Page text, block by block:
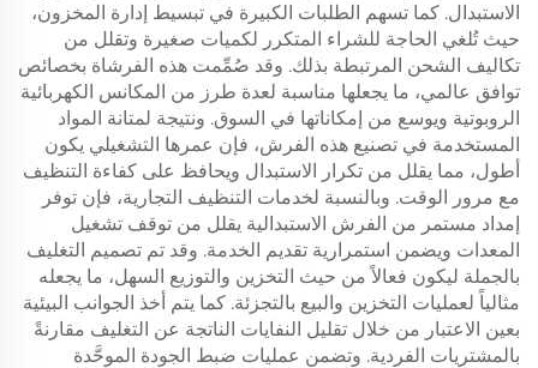
الاستبدال. كما تسهم الطلبات الكبيرة في تبسيط إدارة المخزون،
حيث تُلغي الحاجة للشراء المتكرر لكميات صغيرة وتقلل من
تكاليف الشحن المرتبطة بذلك. وقد صُمِّمت هذه الفرشاة بخصائص
توافق عالمي، ما يجعلها مناسبة لعدة طرز من المكانس الكهربائية
الروبوتية ويوسع من إمكاناتها في السوق. ونتيجة لمتانة المواد
المستخدمة في تصنيع هذه الفرش، فإن عمرها التشغيلي يكون
أطول، مما يقلل من تكرار الاستبدال ويحافظ على كفاءة التنظيف
مع مرور الوقت. وبالنسبة لخدمات التنظيف التجارية، فإن توفر
إمداد مستمر من الفرش الاستبدالية يقلل من توقف تشغيل
المعدات ويضمن استمرارية تقديم الخدمة. وقد تم تصميم التغليف
بالجملة ليكون فعالاً من حيث التخزين والتوزيع السهل، ما يجعله
مثالياً لعمليات التخزين والبيع بالتجزئة. كما يتم أخذ الجوانب البيئية
بعين الاعتبار من خلال تقليل النفايات الناتجة عن التغليف مقارنةً
بالمشتريات الفردية. وتضمن عمليات ضبط الجودة الموحَّدة